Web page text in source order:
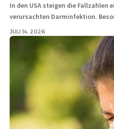
In den USA steigen die Fallzahlen
verursachten Darminfektion.
JULI 14, 2026